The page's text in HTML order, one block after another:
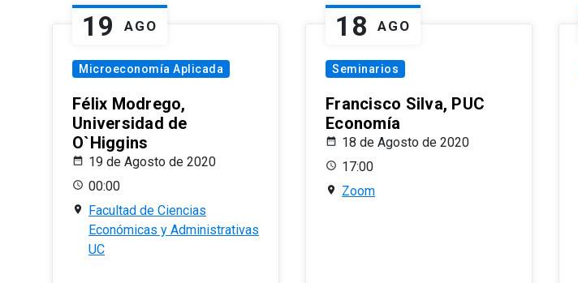
19 AGO
Microeconomía Aplicada
Félix Modrego,
Universidad de
O`Higgins
19 de Agosto de 2020
00:00
Facultad de Ciencias
Económicas y Administrativas
UC
18 AGO
Seminarios
Francisco Silva, PUC
Economía
18 de Agosto de 2020
17:00
Zoom